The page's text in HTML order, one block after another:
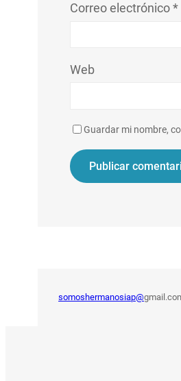
Correo electrónico*
Web
Guardar mi nombre,
somoshermanosiap@